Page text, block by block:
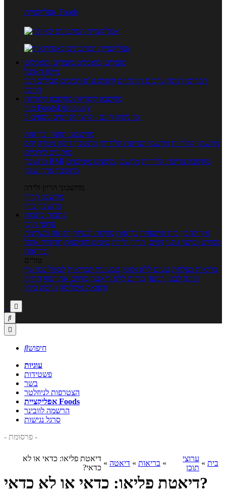
אפליקציית Foods
מוצרים ומאכלים מוצרים ומאכלים
מילון האוכל
תפריטי תזונה ערכים תזונתיים חיפוש ע"פ רכיבים מכילים הכי
הרבה
מחשבון קלוריות מחשבון קלוריות
מנוי FoodsDictionary
5 ימי ניסיון חינם - לחצו לפרטים נוספים
מחשבוני תזונה ובריאות
מחשבון קלוריות מחשבון שריפת קלוריות מחשבון דופק מטרה יחס
מותניים לירכיים
מחשבון BMI
מחשבון צריכת קלוריות מחשבון מינונים מומלצים
מחשבון אחוז שומן
מחשבוני הריון ולידה
מחשבון הריון
מחשבון ביוץ
כתבות כתבות
ערוצי תוכן
איך להכין בית ומשפחה בריאות מחלות ובעיות רפואה משלימה
ספורט וכושר גופני נשים, הריון ולידה טיפים והמלצות חדשות אוכל
ובריאות
טורים
בריאות בצלחת טעים ללא גלוטן טבעונות לבריאות לבשל כמו שף
תזונה לבטן רגועה מרזים ללא דיאטה מזיזים את הגוף הרזיה
ורפואה משלימה גורמה ביתי



חיפוש
עוגיות
פשטידות
בשר
הצטרפות לניוזלטר
אפליקציית Foods
הרשמה לוובינר
סרגל נגישות
- פרסומת -
בית »
ערוצי
תוכן
» בריאות » דיאטה »
דיאטת פליאו: כדאי או לא
כדאי?
דיאטת פליאו: כדאי או לא כדאי?